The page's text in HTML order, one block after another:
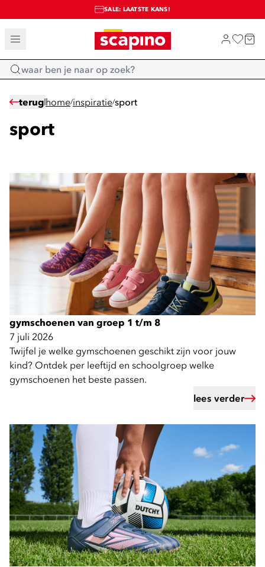
TOT 70% KORTING OP SALE
SALE: LAATSTE KANS!
Home
terug home/inspiratie/sport
sport
gymschoenen van groep 1 t/m 8
7 juli 2026
Twijfel je welke gymschoenen geschikt zijn voor jouw
kind? Ontdek per leeftijd en schoolgroep welke
gymschoenen het beste passen.
lees verder